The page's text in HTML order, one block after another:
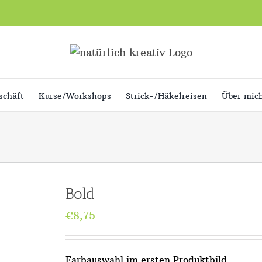
Kurse/Workshops Strick-/Häkelreisen Über
Bold
€8,75
Farbauswahl im ersten Produktbild